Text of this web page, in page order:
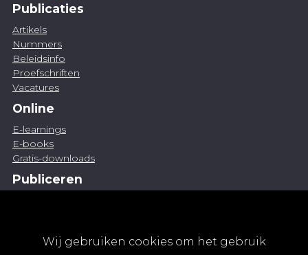
Wij gebruiken cookies om het gebruik
Publicaties
Artikels
Nummers
Beleidsinfo
Proefschriften
Vacatures
Online
E-learnings
E-books
Gratis-downloads
Publiceren
Abonnementen